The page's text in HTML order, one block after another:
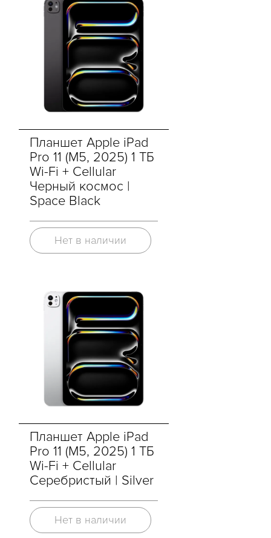
Планшет Apple iPad
Pro 11 (M5, 2025) 1 ТБ
Wi-Fi + Cellular
Черный космос |
Space Black
Нет в наличии
Планшет Apple iPad
Pro 11 (M5, 2025) 1 ТБ
Wi-Fi + Cellular
Серебристый | Silver
Нет в наличии